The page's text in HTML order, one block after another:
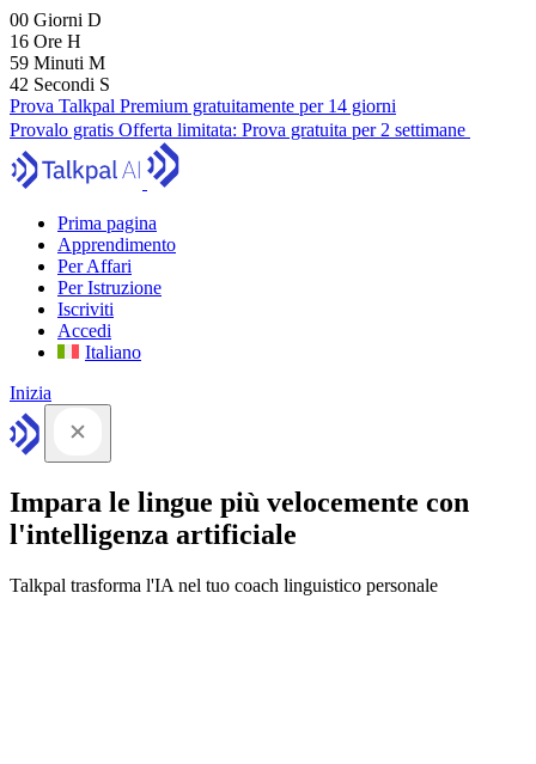
00 Giorni D
16 Ore H
59 Minuti M
41 Secondi S
Prova Talkpal Premium gratuitamente per 14 giorni
Provalo gratis Offerta limitata: Prova gratuita per 2 settimane
Prima pagina
Apprendimento
Per Affari
Per Istruzione
Iscriviti
Accedi
Italiano
Inizia
Impara le lingue più velocemente con
l'intelligenza artificiale
Talkpal trasforma l'IA nel tuo coach linguistico personale